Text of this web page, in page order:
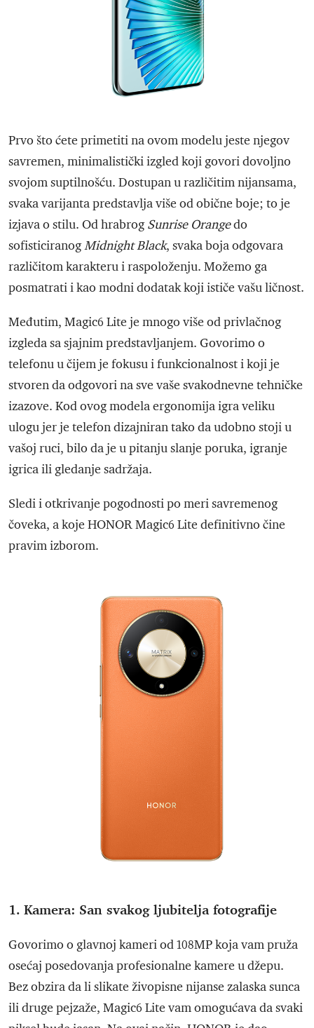
Prvo što ćete primetiti na ovom modelu jeste njegov
savremen, minimalistički izgled koji govori dovoljno
svojom suptilnošću. Dostupan u različitim nijansama,
svaka varijanta predstavlja više od obične boje; to je
izjava o stilu. Od hrabrogSunrise Orangedo
sofisticiranogMidnight Black, svaka boja odgovara
različitom karakteru i raspoloženju. Možemo ga
posmatrati i kao modni dodatak koji ističe vašu ličnost.
Međutim, Magic6 Lite je mnogo više od privlačnog
izgleda sa sjajnim predstavljanjem. Govorimo o
telefonu u čijem je fokusu i funkcionalnost i koji je
stvoren da odgovori na sve vaše svakodnevne tehničke
izazove. Kod ovog modela ergonomija igra veliku
ulogu jer je telefon dizajniran tako da udobno stoji u
vašoj ruci, bilo da je u pitanju slanje poruka, igranje
igrica ili gledanje sadržaja.
Sledi i otkrivanje pogodnosti po meri savremenog
čoveka, a koje HONOR Magic6 Lite definitivno čine
pravim izborom.
1. Kamera: San svakog ljubitelja fotografije
Govorimo o glavnoj kameri od 108MP koja vam pruža
osećaj posedovanja profesionalne kamere u džepu.
Bez obzira da li slikate živopisne nijanse zalaska sunca
ili druge pejzaže, Magic6 Lite vam omogućava da svaki